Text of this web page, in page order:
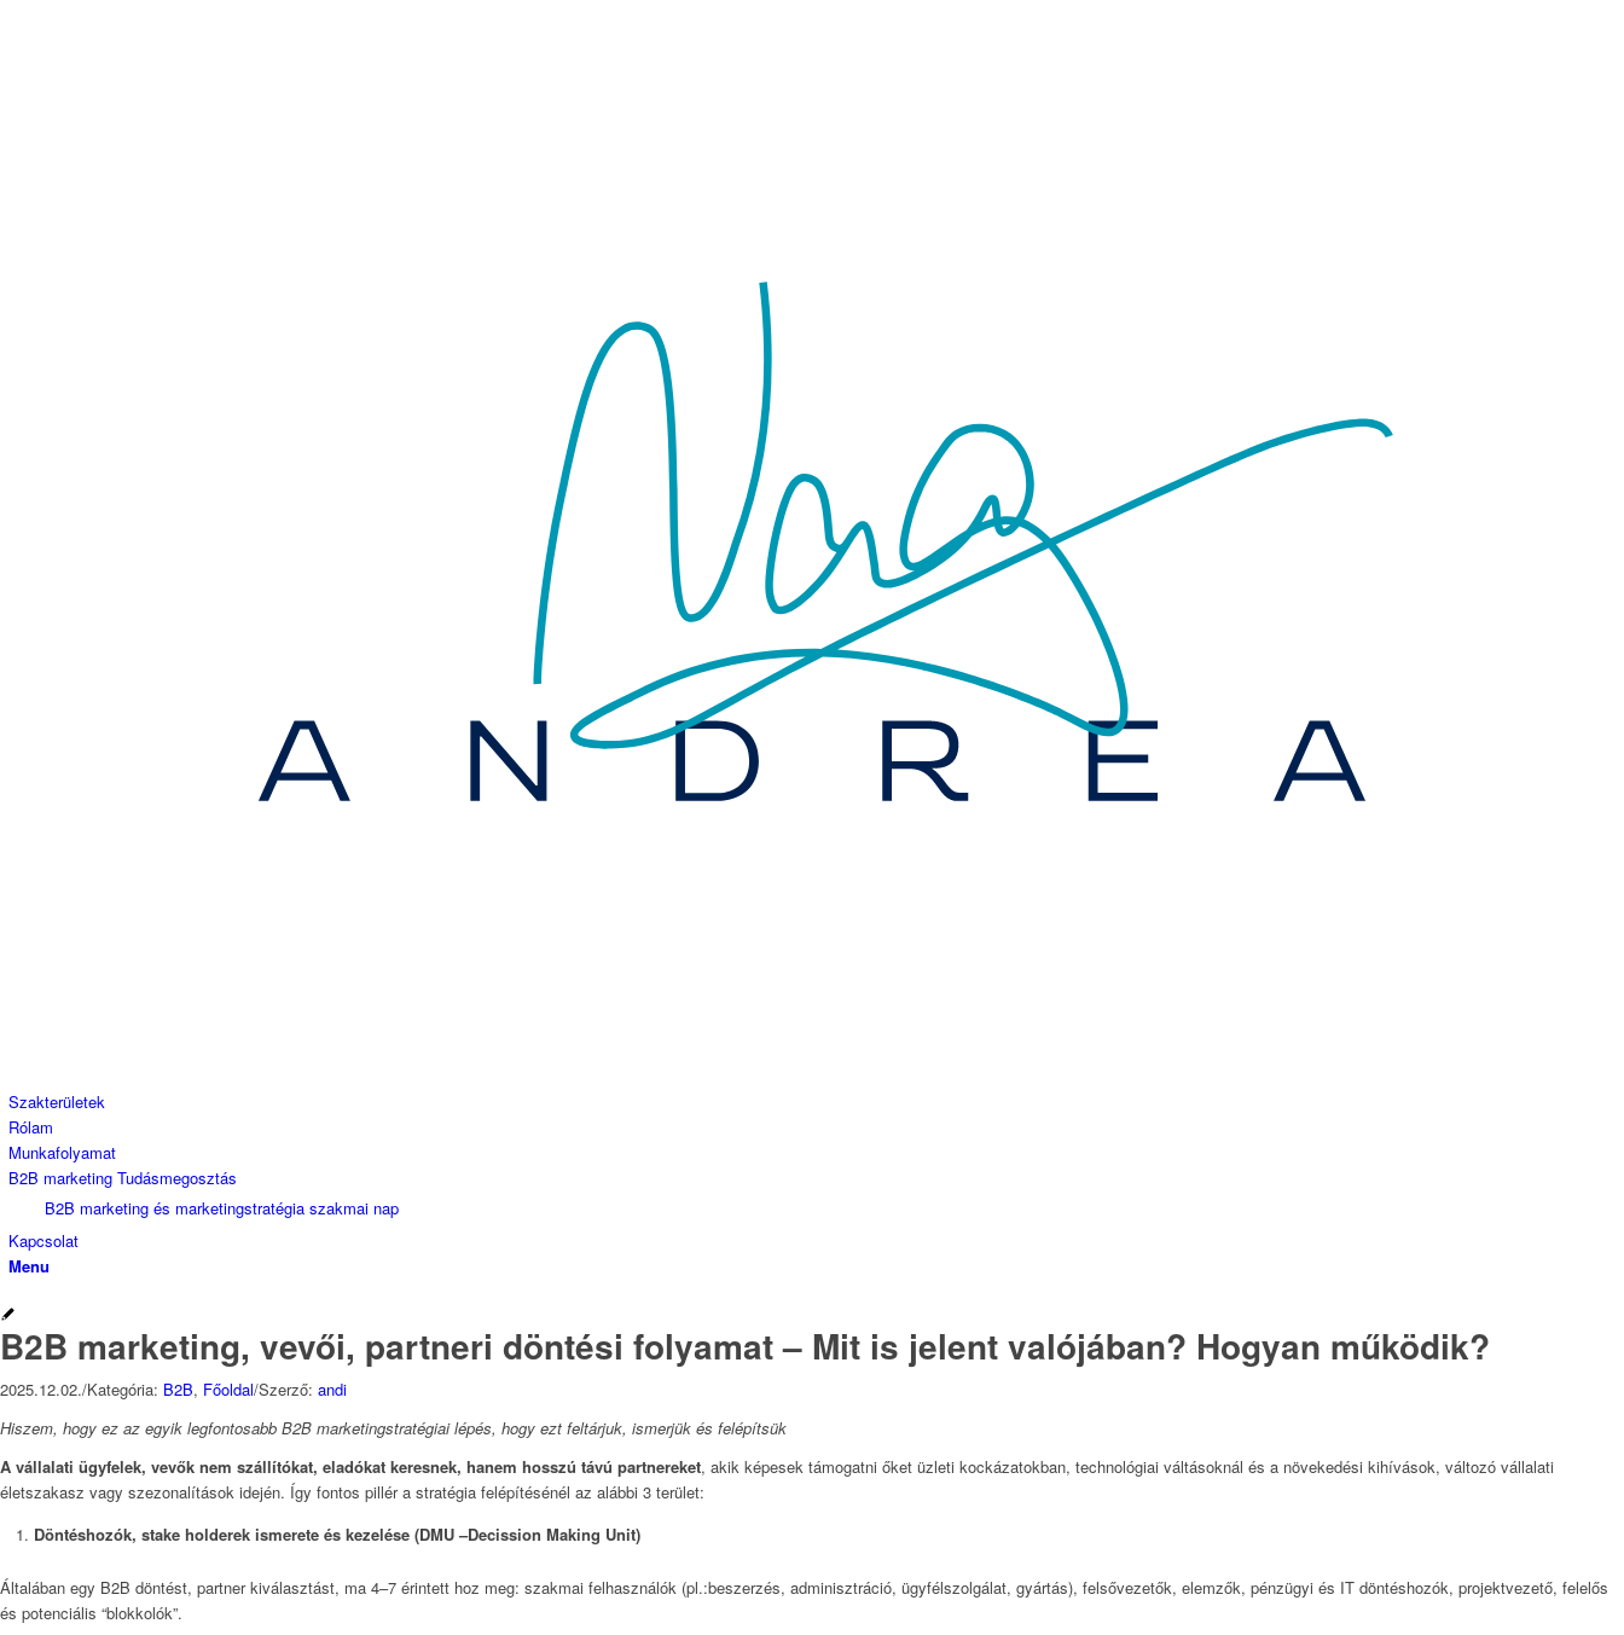
Szakterületek
Rólam
Munkafolyamat
B2B marketing Tudásmegosztás
B2B marketing és marketingstratégia szakmai nap
Kapcsolat
Menu
B2B marketing, vevői, partneri döntési folyamat – Mit is jelent valójában? Hogyan működik?
2025.12.02./Kategória: B2B, Főoldal/Szerző: andi
Hiszem, hogy ez az egyik legfontosabb B2B marketingstratégiai lépés, hogy ezt feltárjuk, ismerjük és felépítsük
A vállalati ügyfelek, vevők nem szállítókat, eladókat keresnek, hanem hosszú távú partnereket, akik képesek támogatni őket üzleti kockázatokban, technológiai váltásoknál és a növekedési kihívások, változó vállalati
életszakasz vagy szezonalítások idején. Így fontos pillér a stratégia felépítésénél az alábbi 3 terület:
Döntéshozók, stake holderek ismerete és kezelése (DMU –Decission Making Unit)
Általában egy B2B döntést, partner kiválasztást, ma 4–7 érintett hoz meg: szakmai felhasználók (pl.:beszerzés, adminisztráció, ügyfélszolgálat, gyártás), felsővezetők, elemzők, pénzügyi és IT döntéshozók, projektvezető, felelős
és potenciális “blokkolók”.